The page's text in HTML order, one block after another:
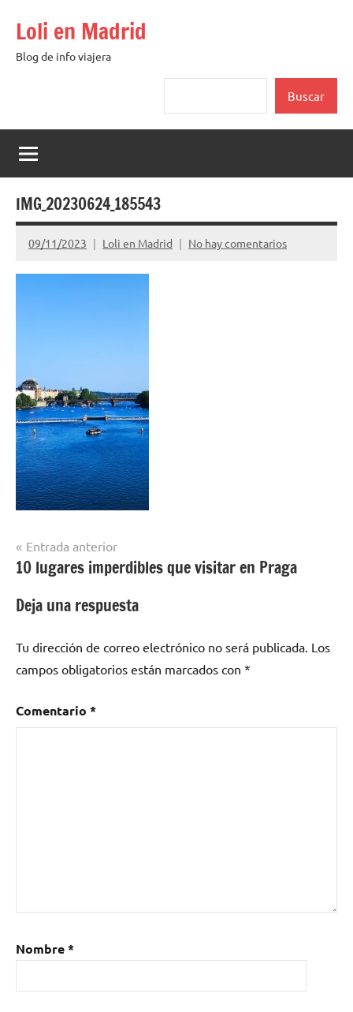
contenido
Loli en Madrid
Blog de info viajera
Buscar
IMG_20230624_185543
09/11/2023 Loli en Madrid No hay comentarios
Navegación
de
entradas
Entrada anterior
10 lugares imperdibles que visitar en Praga
Deja una respuesta
Tu dirección de correo electrónico no será publicada. Los
campos obligatorios están marcados con *
Comentario *
Nombre*